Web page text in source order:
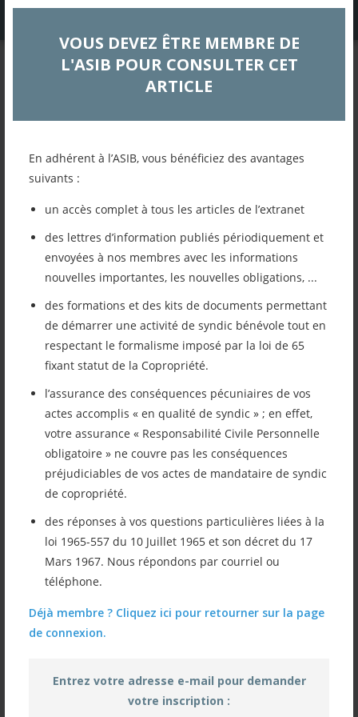
VOUS DEVEZ ÊTRE MEMBRE DE
L'ASIB POUR CONSULTER CET
ARTICLE
En adhérent à l’ASIB, vous bénéficiez des avantages
suivants :
un accès complet à tous les articles de l’extranet
des lettres d’information publiés périodiquement et
envoyées à nos membres avec les informations
nouvelles importantes, les nouvelles obligations, ...
des formations et des kits de documents permettant
de démarrer une activité de syndic bénévole tout en
respectant le formalisme imposé par la loi de 65
fixant statut de la Copropriété.
l’assurance des conséquences pécuniaires de vos
actes accomplis « en qualité de syndic » ; en effet,
votre assurance « Responsabilité Civile Personnelle
obligatoire » ne couvre pas les conséquences
préjudiciables de vos actes de mandataire de syndic
de copropriété.
des réponses à vos questions particulières liées à la
loi 1965-557 du 10 Juillet 1965 et son décret du 17
Mars 1967. Nous répondons par courriel ou
téléphone.
Déjà membre ? Cliquez ici pour retourner sur la page
de connexion.
Entrez votre adresse e-mail pour demander
votre inscription :
EXTRANET
18 septembre 2024
Actualités
Retour à la liste des articles
Imprimer cet article
Mettre cet article dans mes favoris
Vous retrouverez ici le résumé de la
réunion d’information du 18 septembre
2024 traitant le sujet des recharges de
batteries en copropriétés par Monsieur
COLIN des Etablissements MICHAUD.
Nous sommes bien sûr à votre disposition
pour tout renseignement complémentaire.
adhérents